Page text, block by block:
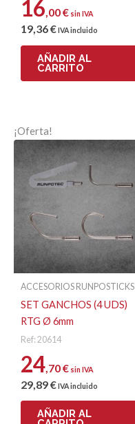
Correo electrónico
16,00€ sin IVA
19,36€IVA incluido
AÑADIR AL
CARRITO
¡Oferta!
ACCESORIOS RUNPOSTICKS
SET GANCHOS (4 UDS)
RTG Ø 6mm
Ref: 20614
24 ,70€ sin IVA
29 ,89€IVA incluido
AÑADIR AL